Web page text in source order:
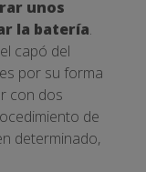
unos
la batería.
capó del
por su forma
con dos
de
determinado,